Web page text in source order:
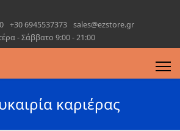
+30 6945537373 sales@ezstore.gr
- Σάββατο 9:00 - 21:00
καριέρας